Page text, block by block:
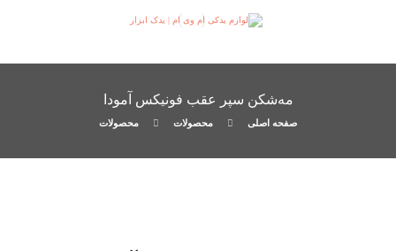
مه‌شکن سپر عقب فونیکس آمودا
صفحه اصلی محصولات محصولات